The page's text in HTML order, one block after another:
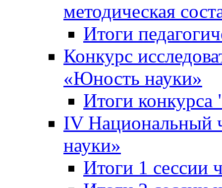
методическая
Итоги
Конкурс
«Юность науки»
Итоги
IV
науки»
Итоги 1 сессии